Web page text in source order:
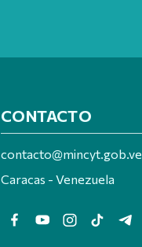
CONTACTO
contacto@mincyt.gob.ve
Caracas - Venezuela